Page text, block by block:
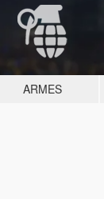
ARMES